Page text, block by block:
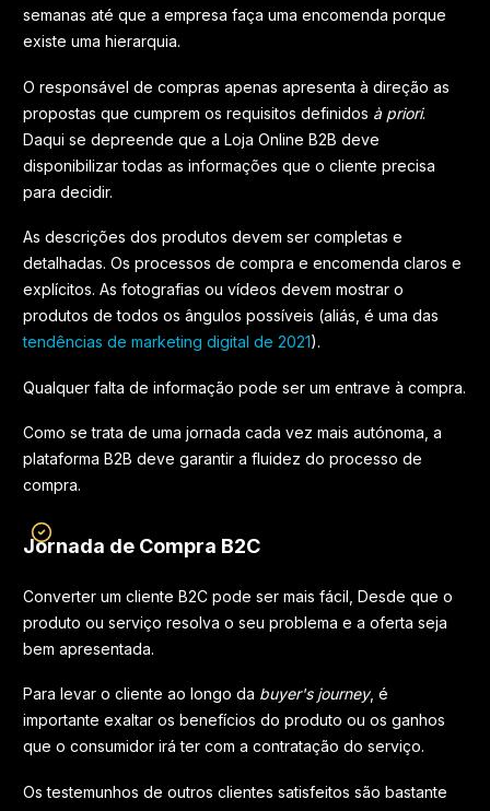
semanas até que a empresa faça uma encomenda porque
existe uma hierarquia.
O responsável de compras apenas apresenta à direção as
propostas que cumprem os requisitos definidos à priori.
Daqui se depreende que a Loja Online B2B deve
disponibilizar todas as informações que o cliente precisa
para decidir.
As descrições dos produtos devem ser completas e
detalhadas. Os processos de compra e encomenda claros e
explícitos. As fotografias ou vídeos devem mostrar o
produtos de todos os ângulos possíveis (aliás, é uma das
tendências de marketing digital de 2021).
Qualquer falta de informação pode ser um entrave à compra.
Como se trata de uma jornada cada vez mais autónoma, a
plataforma B2B deve garantir a fluidez do processo de
compra.
Jornada de Compra B2C
Converter um cliente B2C pode ser mais fácil, Desde que o
produto ou serviço resolva o seu problema e a oferta seja
bem apresentada.
Para levar o cliente ao longo da buyer's journey, é
importante exaltar os benefícios do produto ou os ganhos
que o consumidor irá ter com a contratação do serviço.
Os testemunhos de outros clientes satisfeitos são bastante